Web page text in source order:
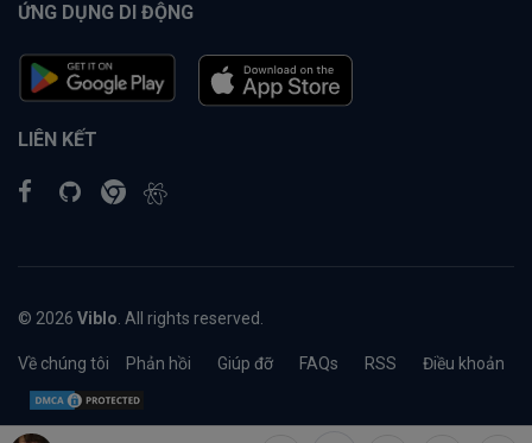
ỨNG DỤNG DI ĐỘNG
LIÊN KẾT
© 2026 Viblo . All rights reserved.
Về chúng tôi Phản hồi Giúp đỡ FAQs RSS Điều khoản